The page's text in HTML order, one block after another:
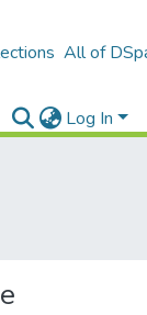
All of
Log In